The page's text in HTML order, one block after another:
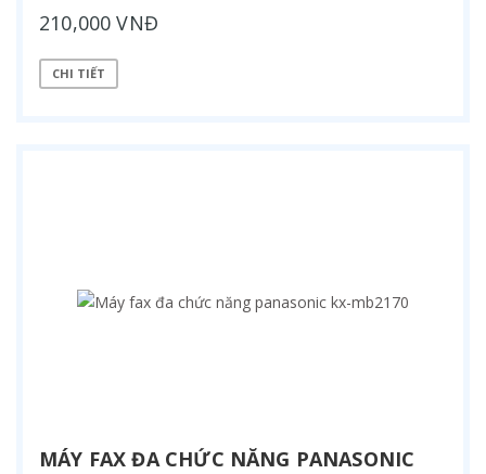
210,000 VNĐ
CHI TIẾT
MÁY FAX ĐA CHỨC NĂNG PANASONIC